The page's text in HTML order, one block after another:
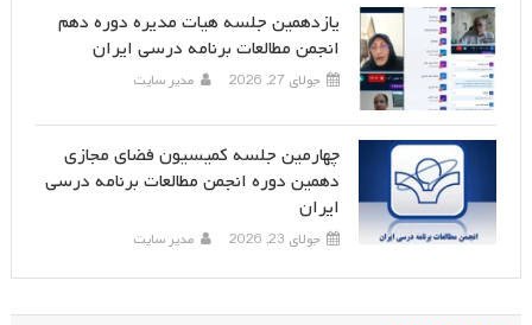
یازدهمین جلسه هیات مدیره دوره دهم
انجمن مطالعات برنامه درسی ایران
جولای 27, 2026 مدیر سایت
چهارمین جلسه کمیسیون فضای مجازی
دهمین دوره انجمن مطالعات برنامه درسی
ایران
جولای 23, 2026 مدیر سایت